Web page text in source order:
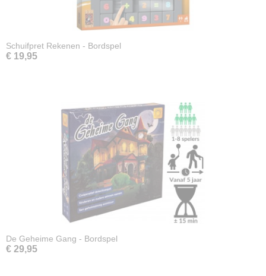
Schuifpret Rekenen - Bordspel
€ 19,95
De Geheime Gang - Bordspel
€ 29,95